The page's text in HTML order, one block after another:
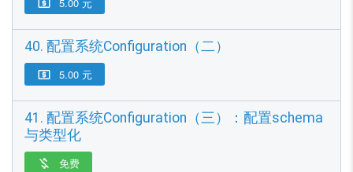
 5.00 元
40. 配置系统Configuration（二）
 5.00 元
41. 配置系统Configuration（三）：配置schema
与类型化
 免费